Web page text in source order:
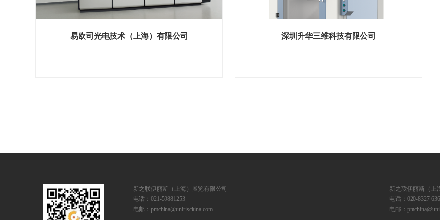
易欧司光电技术（上海）有限公司 深圳升华三维科技有限公司
新之联伊丽斯（上海）展览有限公司
电话：021-59881253
电邮：pmchina@unirischina.com
新之联伊丽斯（上
电话：020-8327
电邮：